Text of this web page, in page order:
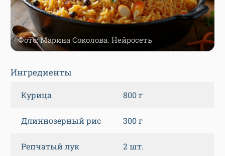
Фото: Марина Соколова. Нейросеть
Ингредиенты
Курица 800 г
Длиннозерный рис 300 г
Репчатый лук 2 шт.